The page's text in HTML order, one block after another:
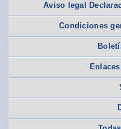
Aviso legal
Condiciones